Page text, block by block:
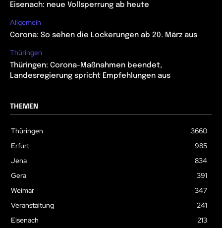
Eisenach: neue Vollsperrung ab heute
Allgemein
Corona: So sehen die Lockerungen ab 20. März aus
Thüringen
Thüringen: Corona-Maßnahmen beendet,
Landesregierung spricht Empfehlungen aus
THEMEN
Thüringen
3660
Erfurt
985
Jena
834
Gera
391
Weimar
347
Veranstaltung
241
Eisenach
213